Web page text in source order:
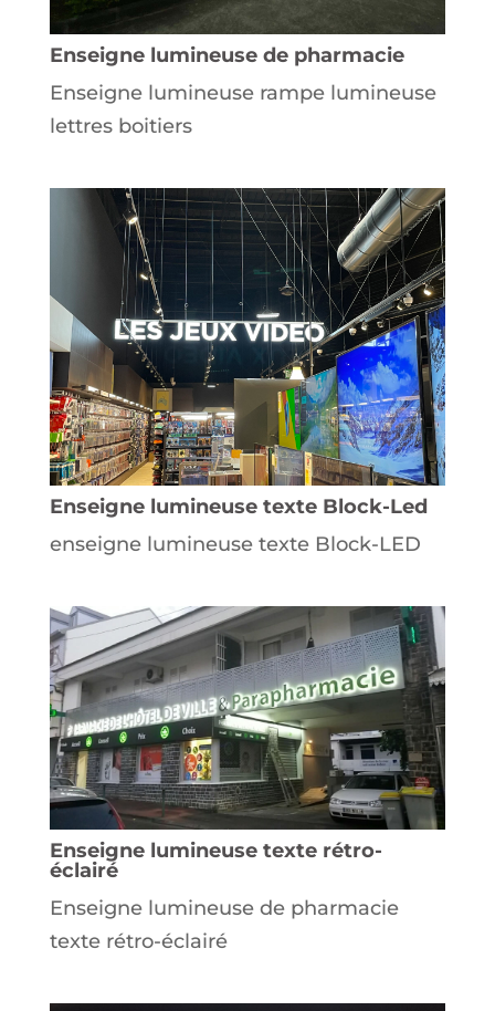
Enseigne lumineuse de pharmacie
Enseigne lumineuse rampe lumineuse
lettres boitiers
Enseigne lumineuse texte Block-Led
enseigne lumineuse texte Block-LED
Enseigne lumineuse texte rétro-
éclairé
Enseigne lumineuse de pharmacie
texte rétro-éclairé